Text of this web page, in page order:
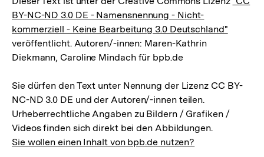
BY-NC-ND 3.0 DE - Namensnennung - Nicht-
kommerziell - Keine Bearbeitung 3.0 Deutschland"
veröffentlicht. Autoren/-innen: Maren-Kathrin
Diekmann, Caroline Mindach für bpb.de
Sie dürfen den Text unter Nennung der Lizenz CC BY-
NC-ND 3.0 DE und der Autoren/-innen teilen.
Urheberrechtliche Angaben zu Bildern / Grafiken /
Videos finden sich direkt bei den Abbildungen.
Sie wollen einen Inhalt von bpb.de nutzen?